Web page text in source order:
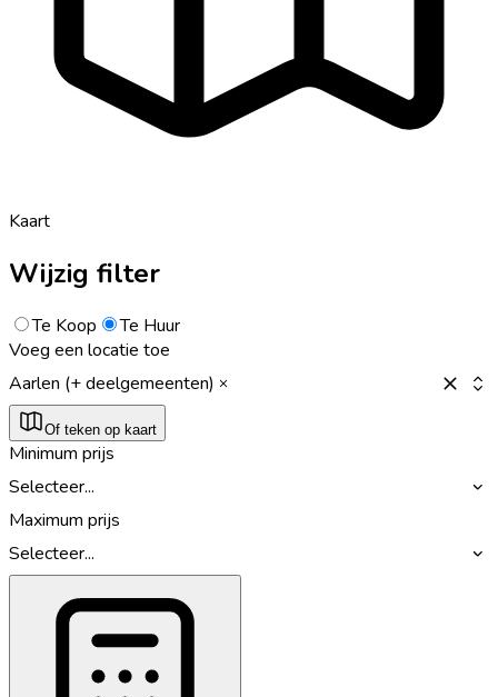
Kaart
Wijzig filter
Te Koop
Te Huur
Voeg een locatie toe
Aarlen (+ deelgemeenten)
Of teken op kaart
Minimum prijs
Selecteer...
Maximum prijs
Selecteer...